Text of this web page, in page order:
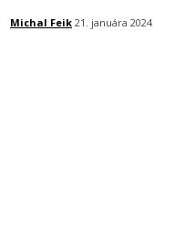
Michal Feik 21. januára 2024